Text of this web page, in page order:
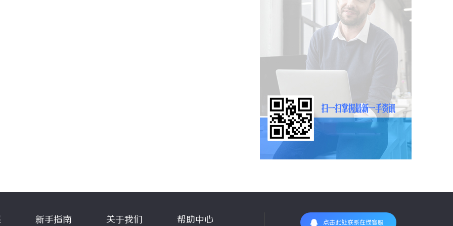
新手指南 关于我们 帮助中心 点击此处联系在线客服